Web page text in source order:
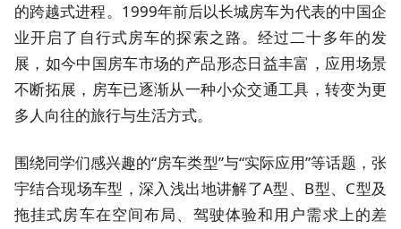
的跨越式进程。1999年前后以长城房车为代表的中国企
业开启了自行式房车的探索之路。经过二十多年的发
展，如今中国房车市场的产品形态日益丰富，应用场景
不断拓展，房车已逐渐从一种小众交通工具，转变为更
多人向往的旅行与生活方式。
围绕同学们感兴趣的“房车类型”与“实际应用”等话题，张
宇结合现场车型，深入浅出地讲解了A型、B型、C型及
拖挂式房车在空间布局、驾驶体验和用户需求上的差